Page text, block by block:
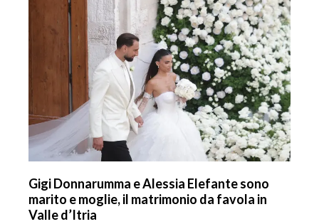
Gigi Donnarumma e Alessia Elefante sono
marito e moglie, il matrimonio da favola in
Valle d’Itria